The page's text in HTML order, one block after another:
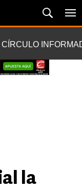
CÍRCULO
la